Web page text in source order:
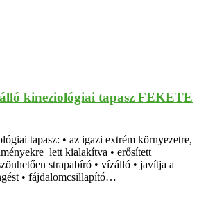
kineziológiai tapasz FEKETE
tapasz: • az igazi extrém környezetre,
lett kialakítva • erősített
strapabíró • vízálló • javítja a
• fájdalomcsillapító…